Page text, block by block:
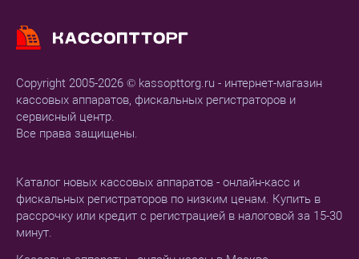
Copyright 2005-2026 © kassopttorg.ru - интернет-магазин
кассовых аппаратов, фискальных регистраторов и
сервисный центр.
Все права защищены.
Каталог новых кассовых аппаратов - онлайн-касс и
фискальных регистраторов по низким ценам. Купить в
рассрочку или кредит с регистрацией в налоговой за 15-30
минут.